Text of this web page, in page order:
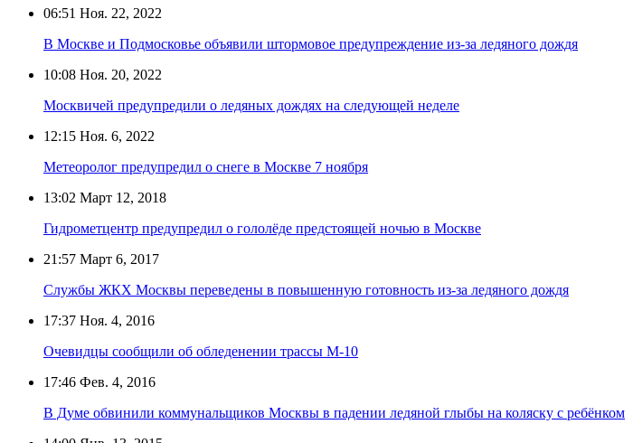
06:51 Ноя. 22, 2022
В Москве и Подмосковье объявили штормовое предупреждение из-за ледяного дождя
10:08 Ноя. 20, 2022
Москвичей предупредили о ледяных дождях на следующей неделе
12:15 Ноя. 6, 2022
Метеоролог предупредил о снеге в Москве 7 ноября
13:02 Март 12, 2018
Гидрометцентр предупредил о гололёде предстоящей ночью в Москве
21:57 Март 6, 2017
Службы ЖКХ Москвы переведены в повышенную готовность из-за ледяного дождя
17:37 Ноя. 4, 2016
Очевидцы сообщили об обледенении трассы М-10
17:46 Фев. 4, 2016
В Думе обвинили коммунальщиков Москвы в падении ледяной глыбы на коляску с ребёнком